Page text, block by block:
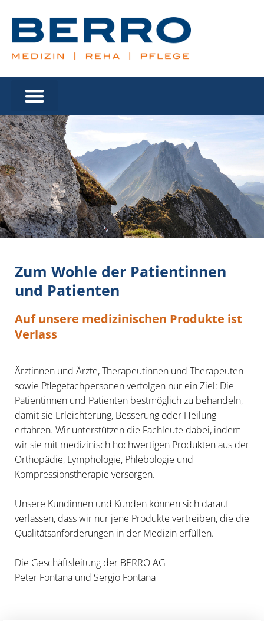
Zum Wohle der Patientinnen
und Patienten
Auf unsere medizinischen Produkte ist
Verlass
Ärztinnen und Ärzte, Therapeutinnen und Therapeuten
sowie Pflegefachpersonen verfolgen nur ein Ziel: Die
Patientinnen und Patienten bestmöglich zu behandeln,
damit sie Erleichterung, Besserung oder Heilung
erfahren. Wir unterstützen die Fachleute dabei, indem
wir sie mit medizinisch hochwertigen Produkten aus der
Orthopädie, Lymphologie, Phlebologie und
Kompressionstherapie versorgen.
Unsere Kundinnen und Kunden können sich darauf
verlassen, dass wir nur jene Produkte vertreiben, die die
Qualitätsanforderungen in der Medizin erfüllen.
Die Geschäftsleitung der BERRO AG
Peter Fontana und Sergio Fontana